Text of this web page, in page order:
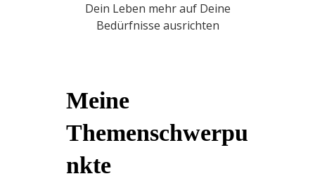
Dein Leben mehr auf Deine
Bedürfnisse ausrichten
Meine
Themenschwerpu
nkte